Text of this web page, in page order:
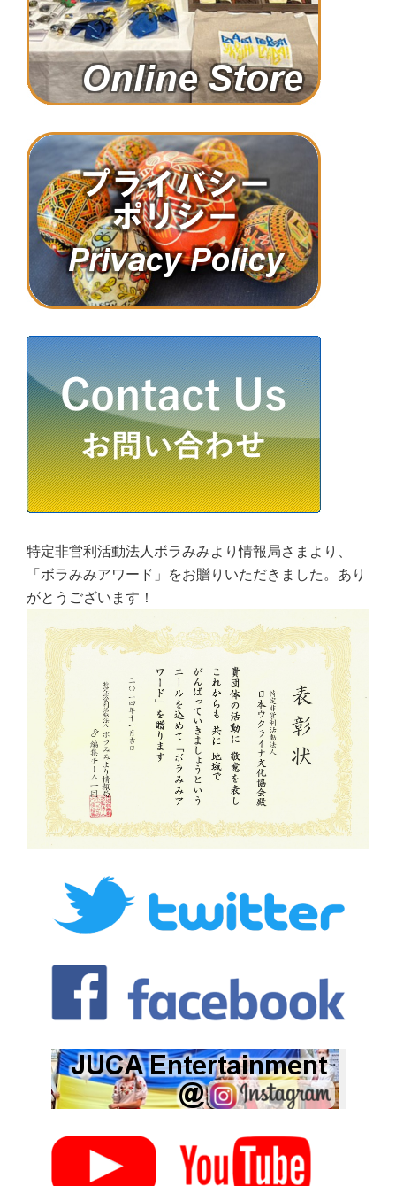
特定非営利活動法人ボラみみより情報局さまより、
「ボラみみアワード」をお贈りいただきました。あり
がとうございます！